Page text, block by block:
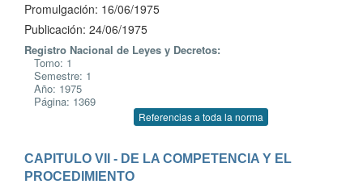
Promulgación: 16/06/1975
Publicación: 24/06/1975
Registro Nacional de Leyes y Decretos:
Tomo: 1
Semestre: 1
Año: 1975
Página: 1369
Referencias a toda la norma
CAPITULO VII - DE LA COMPETENCIA Y EL
PROCEDIMIENTO